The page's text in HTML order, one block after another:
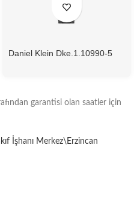
Daniel Klein Dke.1.10990-5
garantisi olan saatler için
İşhanı Merkez\Erzincan